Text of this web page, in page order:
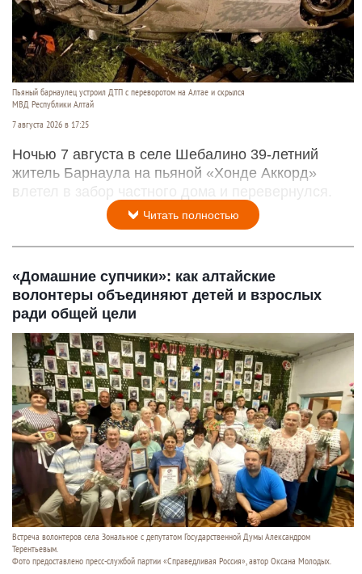
Пьяный барнаулец устроил ДТП с переворотом на Алтае и скрылся
МВД Республики Алтай
7 августа 2026 в 17:25
Ночью 7 августа в селе Шебалино 39-летний
житель Барнаула на пьяной «Хонде Аккорд»
влетел в забор частного дома и перевернулся.
Читать полностью
«Домашние супчики»: как алтайские
волонтеры объединяют детей и взрослых
ради общей цели
Встреча волонтеров села Зональное с депутатом Государственной Думы Александром
Терентьевым.
Фото предоставлено пресс-службой партии «Справедливая Россия», автор Оксана Молодых.